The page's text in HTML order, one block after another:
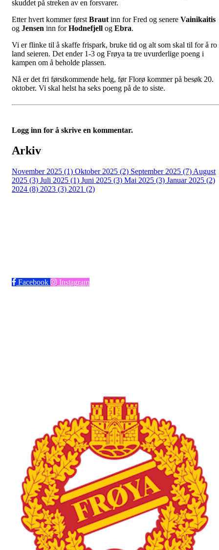
skuddet på streken av en forsvarer.
Etter hvert kommer først Braut inn for Fred og senere Vainikaitis
og Jensen inn forHodnefjell og Ebra.
Vi er flinke til å skaffe frispark, bruke tid og alt som skal til for å ro
land seieren. Det ender 1-3 og Frøya ta tre uvurderlige poeng i
kampen om å beholde plassen.
Nå er det fri førstkommende helg, før Florø kommer på besøk 20.
oktober. Vi skal helst ha seks poeng på de to siste.
Logg inn for å skrive en kommentar.
Arkiv
November 2025 (1) Oktober 2025 (2) September 2025 (7) August
2025 (3) Juli 2025 (1) Juni 2025 (3) Mai 2025 (3) Januar 2025 (2)
2024 (8) 2023 (3) 2021 (2)
Facebook Instagram